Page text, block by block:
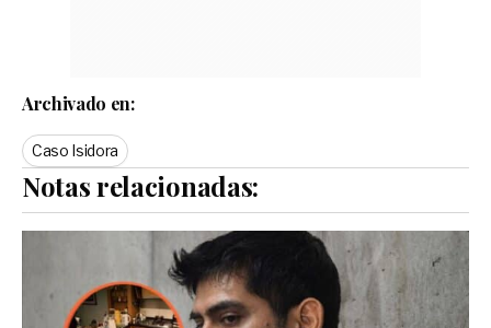
Archivado en:
Caso Isidora
Notas relacionadas: